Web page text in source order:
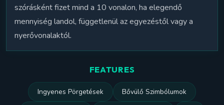
szórásként fizet mind a 10 vonalon, ha elegendő
mennyiség landol, függetlenül az egyezéstől vagy a
nyerővonalaktól.
FEATURES
Ingyenes Pörgetések Bővülő Szimbólumok